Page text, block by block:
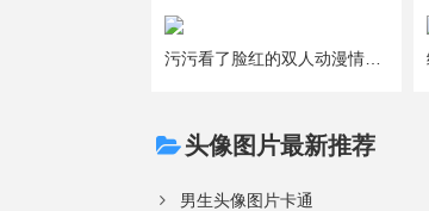
头像图片最新推荐
男生头像图片卡通